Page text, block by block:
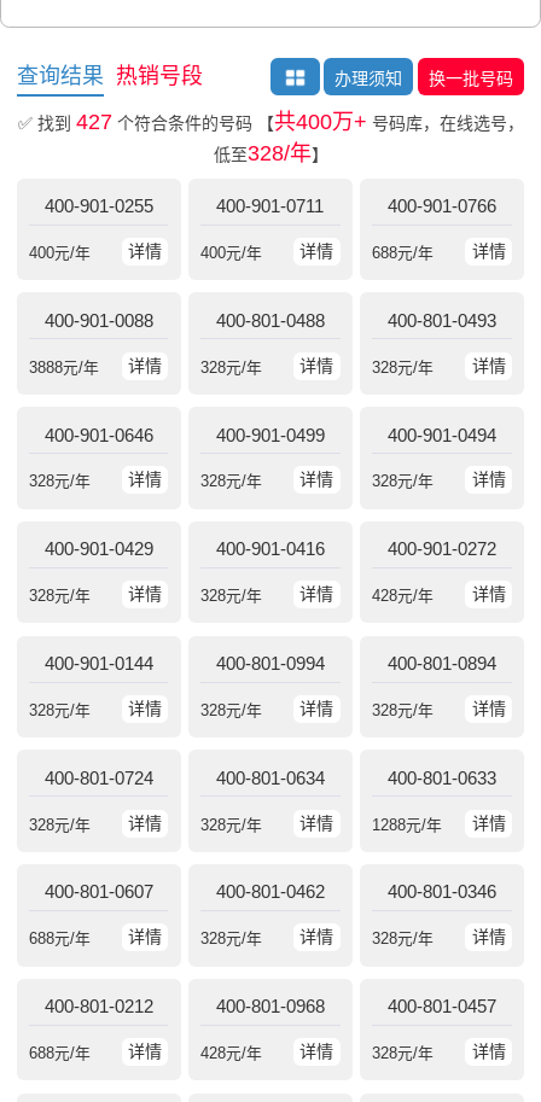
查询结果 热销号段 办理须知 换一批号码
✅ 找到 427个符合条件的号码 【共400万+ 号码库，在线选号，
低至328/年】
400-901-0255
详情
400元/年
400-901-0711
详情
400元/年
400-901-0766
详情
688元/年
400-901-0088
详情
3888元/年
400-801-0488
详情
328元/年
400-801-0493
详情
328元/年
400-901-0646
详情
328元/年
400-901-0499
详情
328元/年
400-901-0494
详情
328元/年
400-901-0429
详情
328元/年
400-901-0416
详情
328元/年
400-901-0272
详情
428元/年
400-901-0144
详情
328元/年
400-801-0994
详情
328元/年
400-801-0894
详情
328元/年
400-801-0724
详情
328元/年
400-801-0634
详情
328元/年
400-801-0633
详情
1288元/年
400-801-0607
详情
688元/年
400-801-0462
详情
328元/年
400-801-0346
详情
328元/年
400-801-0212
详情
688元/年
400-801-0968
详情
428元/年
400-801-0457
详情
328元/年